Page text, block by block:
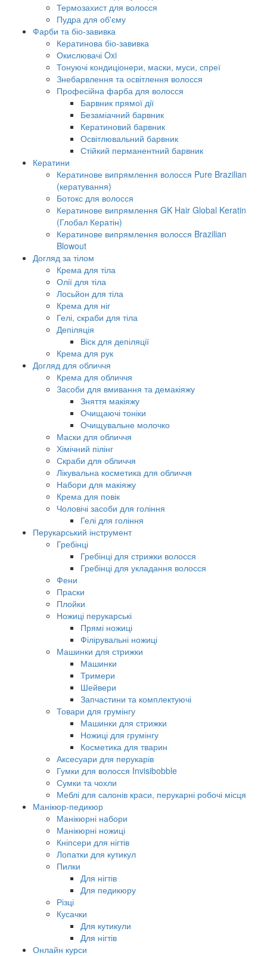
Термозахист для волосся
Пудра для об'єму
Фарби та біо-завивка
Кератинова біо-завивка
Окислювачі Oxi
Тонуючі кондиціонери, маски, муси, спреї
Знебарвлення та освітлення волосся
Професійна фарба для волосся
Барвник прямої дії
Безаміачний барвник
Кератиновий барвник
Освітлювальний барвник
Стійкий перманентний барвник
Кератини
Кератинове випрямлення волосся Pure Brazilian
(кератування)
Ботокс для волосся
Кератинове випрямлення GK Hair Global Keratin
(Глобал Кератін)
Кератинове випрямлення волосся Brazilian
Blowout
Догляд за тілом
Крема для тіла
Олії для тіла
Лосьйон для тіла
Крема для ніг
Гелі, скраби для тіла
Депіляція
Віск для депіляції
Крема для рук
Догляд для обличчя
Крема для обличчя
Засоби для вмивання та демакіяжу
Зняття макіяжу
Очищаючі тоніки
Очищувальне молочко
Маски для обличчя
Хімічний пілінг
Скраби для обличчя
Лікувальна косметика для обличчя
Набори для макіяжу
Крема для повік
Чоловічі засоби для гоління
Гелі для гоління
Перукарський інструмент
Гребінці
Гребінці для стрижки волосся
Гребінці для укладання волосся
Фени
Праски
Плойки
Ножиці перукарські
Прямі ножиці
Філірувальні ножиці
Машинки для стрижки
Машинки
Тримери
Шейвери
Запчастини та комплектуючі
Товари для грумінгу
Машинки для стрижки
Ножиці для грумінгу
Косметика для тварин
Аксесуари для перукарів
Гумки для волосся Invisibobble
Сумки та чохли
Меблі для салонів краси, перукарні робочі місця
Манікюр-педикюр
Манікюрні набори
Манікюрні ножиці
Кніпсери для нігтів
Лопатки для кутикул
Пилки
Для нігтів
Для педикюру
Різці
Кусачки
Для кутикули
Для нігтів
Онлайн курси